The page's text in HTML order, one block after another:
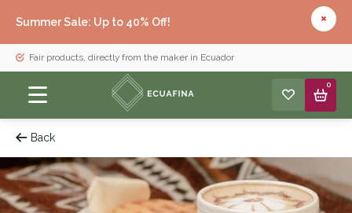
Summer Sale: Up to 40% Off!
Fair products, directly from the maker in Ecuador
0
Back